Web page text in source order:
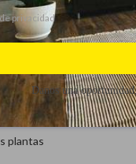
plantas
privacidad
Danos una